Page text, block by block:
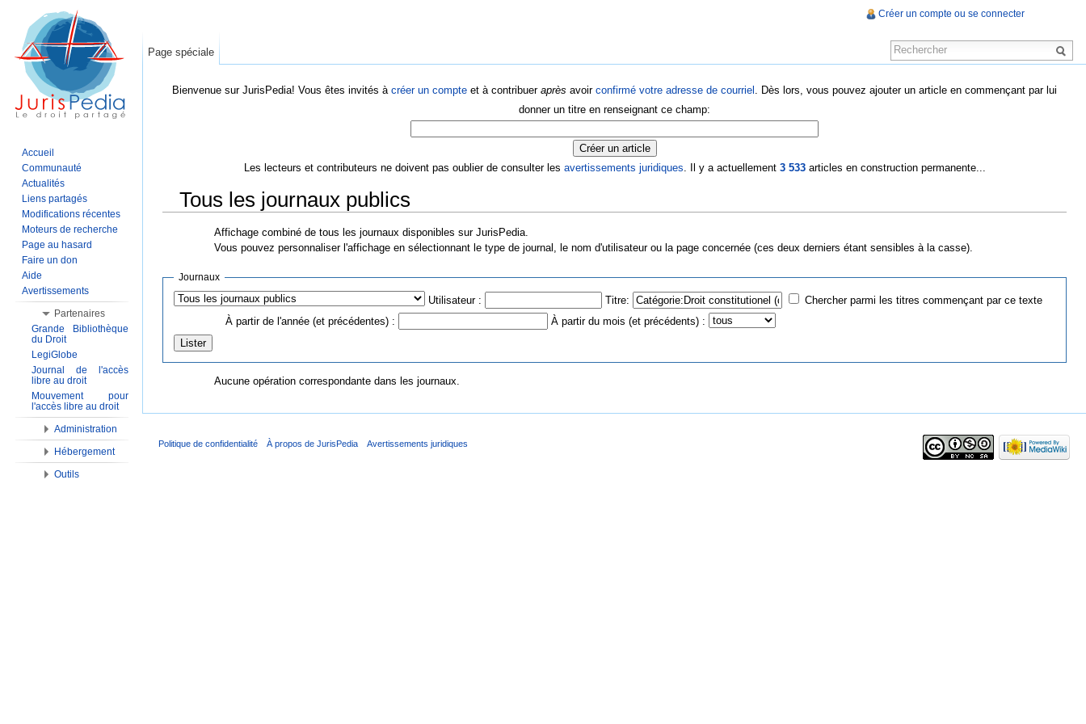
Bienvenue sur JurisPedia! Vous êtes invités à créer un compte et à contribuer après avoir confirmé votre adresse de courriel . Dès lors, vous pouvez ajouter un article en commençant par lui
donner un titre en renseignant ce champ:
Les lecteurs et contributeurs ne doivent pas oublier de consulter les avertissements juridiques. Il y a actuellement 3 533articles en construction permanente...
Tous les journaux publics
Affichage combiné de tous les journaux disponibles sur JurisPedia.
Vous pouvez personnaliser l'affichage en sélectionnant le type de journal, le nom d'utilisateur ou la page concernée (ces deux derniers étant sensibles à la casse).
Journaux
Utilisateur : Titre:
Chercher parmi les titres commençant par ce texte
À partir de l'année (et précédentes) :
À partir du mois (et précédents) :
Aucune opération correspondante dans les journaux.
Créer un compte ou se connecter
Page spéciale
Accueil
Communauté
Actualités
Liens partagés
Modifications récentes
Moteurs de recherche
Page au hasard
Faire un don
Aide
Avertissements
Partenaires
Grande Bibliothèque
du Droit
LegiGlobe
Journal de l'accès
libre au droit
Mouvement pour
l'accès libre au droit
Administration
Hébergement
Outils
Politique de confidentialité À propos de JurisPedia Avertissements juridiques